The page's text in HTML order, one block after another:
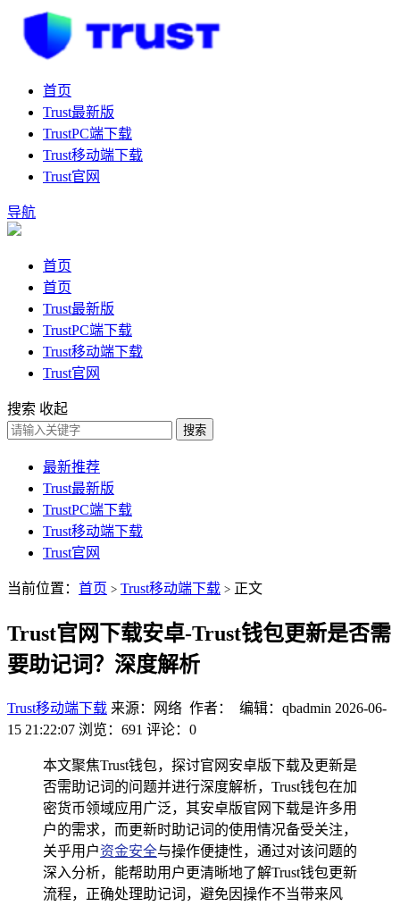
首页
Trust最新版
TrustPC端下载
Trust移动端下载
Trust官网
导航
首页
首页
Trust最新版
TrustPC端下载
Trust移动端下载
Trust官网
搜索 收起
搜索
最新推荐
Trust最新版
TrustPC端下载
Trust移动端下载
Trust官网
当前位置： 首页 > Trust移动端下载 > 正文
Trust官网下载安卓-Trust钱包更新是否需
要助记词？深度解析
Trust移动端下载 来源：网络 作者： 编辑：qbadmin 2026-06-
15 21:22:07 浏览：691 评论：0
本文聚焦Trust钱包，探讨官网安卓版下载及更新是
否需助记词的问题并进行深度解析，Trust钱包在加
密货币领域应用广泛，其安卓版官网下载是许多用
户的需求，而更新时助记词的使用情况备受关注，
关乎用户资金安全与操作便捷性，通过对该问题的
深入分析，能帮助用户更清晰地了解Trust钱包更新
流程，正确处理助记词，避免因操作不当带来风